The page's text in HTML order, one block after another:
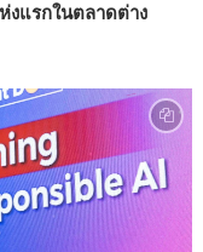
งแรกในตลาดต่าง